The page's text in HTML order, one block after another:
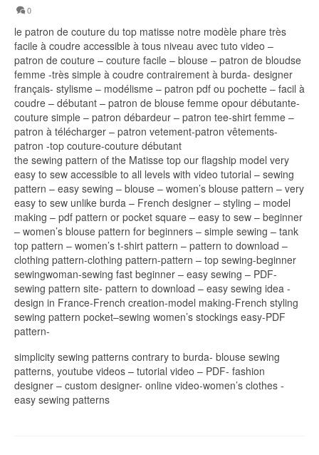
0
le patron de couture du top matisse notre modèle phare très
facile à coudre accessible à tous niveau avec tuto video –
patron de couture – couture facile – blouse – patron de bloudse
femme -très simple à coudre contrairement à burda- designer
français- stylisme – modélisme – patron pdf ou pochette – facil à
coudre – débutant – patron de blouse femme opour débutante-
couture simple – patron débardeur – patron tee-shirt femme –
patron à télécharger – patron vetement-patron vêtements-
patron -top couture-couture débutant
the sewing pattern of the Matisse top our flagship model very
easy to sew accessible to all levels with video tutorial – sewing
pattern – easy sewing – blouse – women’s blouse pattern – very
easy to sew unlike burda – French designer – styling – model
making – pdf pattern or pocket square – easy to sew – beginner
– women’s blouse pattern for beginners – simple sewing – tank
top pattern – women’s t-shirt pattern – pattern to download –
clothing pattern-clothing pattern-pattern – top sewing-beginner
sewingwoman-sewing fast beginner – easy sewing – PDF-
sewing pattern site- pattern to download – easy sewing idea -
design in France-French creation-model making-French styling
sewing pattern pocket–sewing women’s stockings easy-PDF
pattern-
simplicity sewing patterns contrary to burda- blouse sewing
patterns, youtube videos – tutorial video – PDF- fashion
designer – custom designer- online video-women’s clothes -
easy sewing patterns